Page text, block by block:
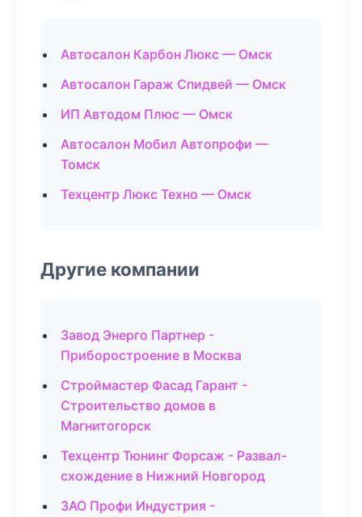
Автосалон Карбон Люкс — Омск
Автосалон Гараж Спидвей — Омск
ИП Автодом Плюс — Омск
Автосалон Мобил Автопрофи —
Томск
Техцентр Люкс Техно — Омск
Другие компании
Завод Энерго Партнер -
Приборостроение в Москва
Строймастер Фасад Гарант -
Строительство домов в
Магнитогорск
Техцентр Тюнинг Форсаж - Развал-
схождение в Нижний Новгород
ЗАО Профи Индустрия -